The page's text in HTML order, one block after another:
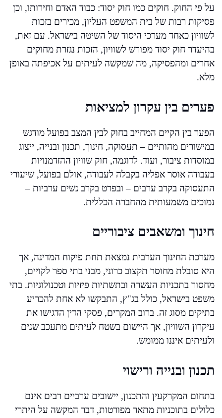
על פי החוק. חוקים כמו חוק יסוד: כבוד האדם וחירותו, וכן
פסיקות רבות של בית המשפט העליון, מכירים בזכות
לשוויון כאחד מערכי היסוד של השיטה בישראל. עם זאת,
בהיעדר חוק יסוד מפורש לשוויון, הזכות נגזרת מחוקים
אחרים ומהפסיקה, מה שמקשה לעיתים על אכיפתה באופן
מלא.
פערים בין עקרון למציאות
הפער בין הקיים המחייב בחוק לבין המצב בפועל מודגש
במישורים מהותיים – תעסוקה, חינוך, תכנון ובנייה, ייצוג
במוסדות ציבור, ועוד. לדוגמה, חוק שוויון ההזדמנויות
בעבודה אוסר אפליה בקבלה לעבודה, אולם בפועל, שיעורי
התעסוקה בקרב ערבים – ובפרט בקרב נשים ערביות –
נמוכים משמעותית מהחברה הכללית.
חינוך ומשאבים ציבוריים
מערכת החינוך הערבית נמצאת תחת פיקוח המדינה, אך
היא סובלת מחוסר תקצוב כרוני, מבני בתי ספר לקויים,
מחסור בתכניות העשרה ובתשתיות פיזיות וטכנולוגיות. בתי
משפט בישראל, כולל בג"ץ, התבקשו לא אחת להכריע
בתיקים מסוג זה. ברוב המקרים, פסקי הדין הדגישו את
עיקרון השוויון, אך היישום בשטח לעיתים מתעכב שנים
ולעיתים איננו ממומש.
תכנון ובנייה ורישוי
בתחום המקרקעין והתכנון, יישובים ערביים רבים אינם
כלולים בתוכניות מתאר מפורטות, דבר המקשה על היתרי